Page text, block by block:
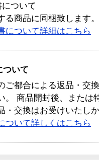
ついて
る商品に同梱致します。
について詳細はこちら
ついて
ご都合による返品・交
。 商品開封後、または
・交換はお受けいたし
ついて詳しくはこちら